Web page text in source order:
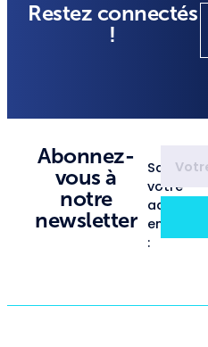
Restez connectés
!
Abonnez-
vous à
notre
newsletter
Saisissez
votre
adresse
email
: